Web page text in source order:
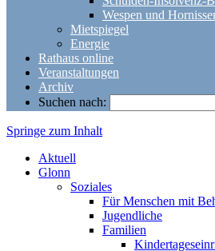
Wespen und
Mietspiegel
Energie
Rathaus online
Veranstaltungen
Archiv
Suchen nach:
Markt Glonn
Springe zum Inhalt
Aktuell
Glonn
Soziales
Für Menschen mit
Jugendliche
Familien